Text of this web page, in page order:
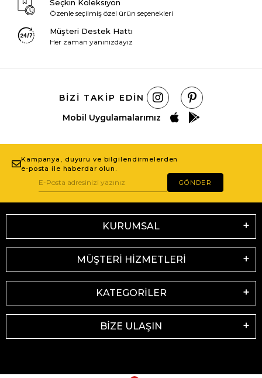
Seçkin Koleksiyon
Özenle seçilmiş özel ürün seçenekleri
Müşteri Destek Hattı
Her zaman yanınızdayız
BIZI TAKIP EDIN
Mobil Uygulamalarımız
Kampanya, duyuru ve bilgilendirmelerden
e-posta ile haberdar olun.
GÖNDER
KURUMSAL
MÜŞTERİ HİZMETLERİ
KATEGORİLER
BİZE ULAŞIN